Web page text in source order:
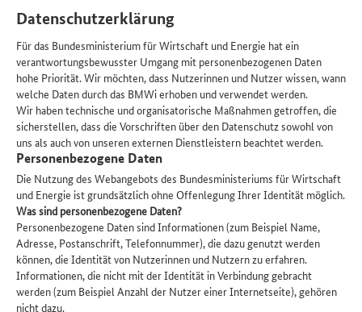
Datenschutzerklärung
Für das Bundesministerium für Wirtschaft und Energie hat ein
verantwortungsbewusster Umgang mit personenbezogenen Daten
hohe Priorität. Wir möchten, dass Nutzerinnen und Nutzer wissen, wann
welche Daten durch das BMWi erhoben und verwendet werden.
Wir haben technische und organisatorische Maßnahmen getroffen, die
sicherstellen, dass die Vorschriften über den Datenschutz sowohl von
uns als auch von unseren externen Dienstleistern beachtet werden.
Personenbezogene Daten
Die Nutzung des Webangebots des Bundesministeriums für Wirtschaft
und Energie ist grundsätzlich ohne Offenlegung Ihrer Identität möglich.
Was sind personenbezogene Daten?
Personenbezogene Daten sind Informationen (zum Beispiel Name,
Adresse, Postanschrift, Telefonnummer), die dazu genutzt werden
können, die Identität von Nutzerinnen und Nutzern zu erfahren.
Informationen, die nicht mit der Identität in Verbindung gebracht
werden (zum Beispiel Anzahl der Nutzer einer Internetseite), gehören
nicht dazu.